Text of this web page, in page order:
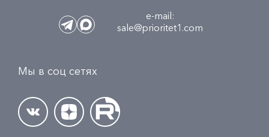
e-mail:
sale@prioritet1.com
Мы в соц сетях